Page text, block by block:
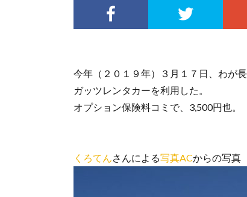
今年（２０１９年）３月１７日、わが
ガッツレンタカーを利用した。
オプション保険料コミで、3,500円也。
くろてんさんによる写真ACからの写真